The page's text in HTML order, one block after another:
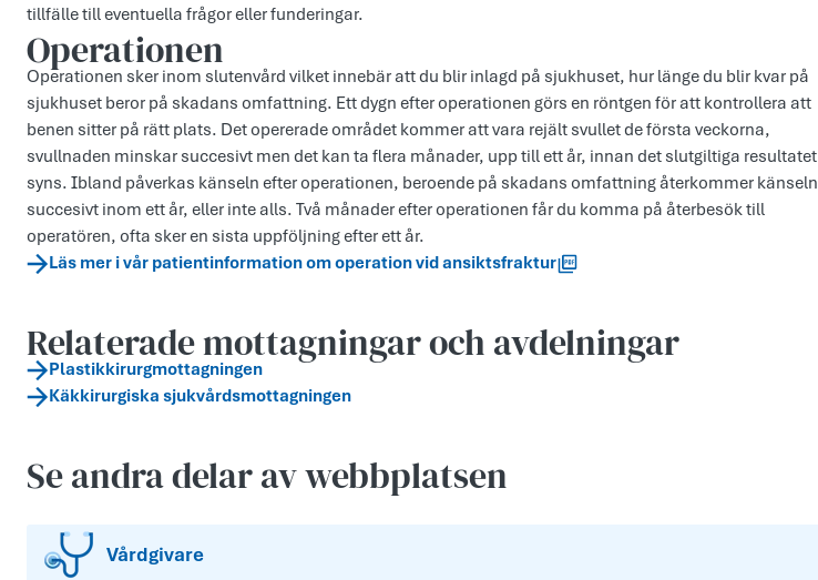
tillfälle till eventuella frågor eller funderingar.
Operationen
Operationen sker inom slutenvård vilket innebär att du blir inlagd på sjukhuset, hur länge du blir kvar på
sjukhuset beror på skadans omfattning. Ett dygn efter operationen görs en röntgen för att kontrollera att
benen sitter på rätt plats. Det opererade området kommer att vara rejält svullet de första veckorna,
svullnaden minskar succesivt men det kan ta flera månader, upp till ett år, innan det slutgiltiga resultatet
syns. Ibland påverkas känseln efter operationen, beroende på skadans omfattning återkommer känseln
succesivt inom ett år, eller inte alls. Två månader efter operationen får du komma på återbesök till
operatören, ofta sker en sista uppföljning efter ett år.
Läs mer i vår patientinformation om operation vid ansiktsfraktur
Relaterade mottagningar och avdelningar
Plastikkirurgmottagningen
Käkkirurgiska sjukvårdsmottagningen
Se andra delar av webbplatsen
Vårdgivare